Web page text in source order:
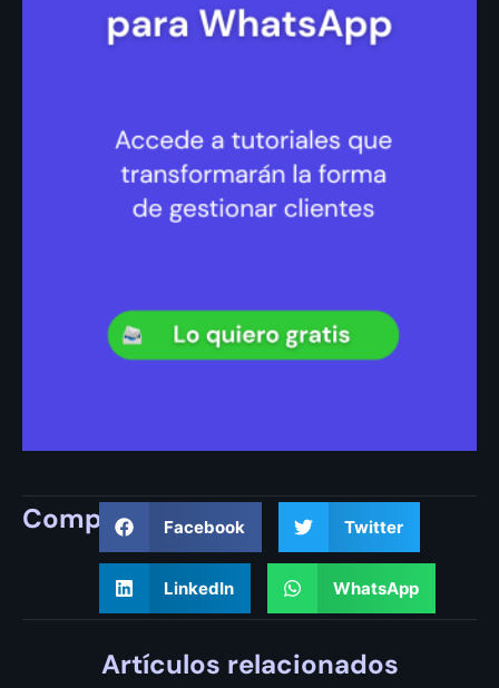
Compartir Facebook Twitter
LinkedIn WhatsApp
Artículos relacionados